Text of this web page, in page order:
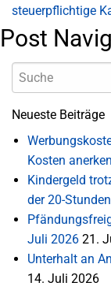
steuerpflichtige
Post
Neueste Beiträge
Kosten
Kindergeld
der 20-
Juli 2026 21.
Unterhalt an
14. Juli 2026